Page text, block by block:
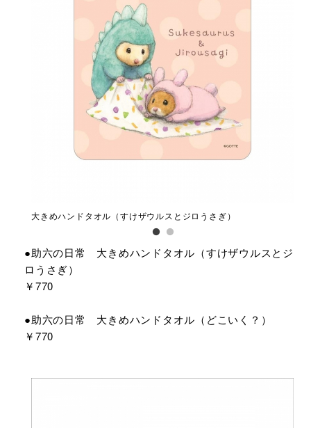
大きめハンドタオル（すけザウルスとジロうさぎ）
●助六の日常 大きめハンドタオル（すけザウルスとジ
ロうさぎ）
￥770
●助六の日常 大きめハンドタオル（どこいく？）
￥770